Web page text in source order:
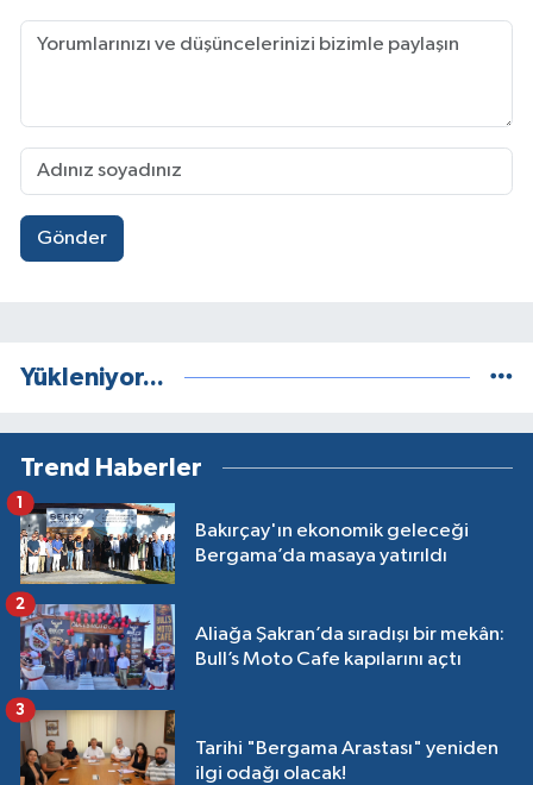
Gönder
Yükleniyor...
Trend Haberler
Bakırçay'ın ekonomik geleceği
Bergama’da masaya yatırıldı
1
Aliağa Şakran’da sıradışı bir mekân:
Bull’s Moto Cafe kapılarını açtı
2
Tarihi "Bergama Arastası" yeniden
ilgi odağı olacak!
3